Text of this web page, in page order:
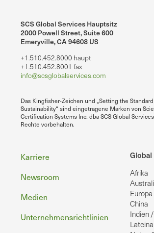
SCS Global Services Hauptsitz
2000 Powell Street, Suite 600
Emeryville, CA 94608 US
+1.510.452.8000 haupt
+1.510.452.8001 fax
info@scsglobalservices.com
Das Kingfisher-Zeichen und „Setting the
Sustainability“ sind eingetragene Marken von
Certification Systems Inc. dba SCS Global
Rechte vorbehalten.
Global
Afrika
Europa
China
Indien
Fußzeile
Karriere
Newsroom
Medien
Unternehmensrichtlinien